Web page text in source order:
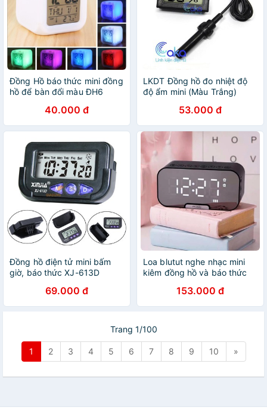
Đồng Hồ báo thức mini đồng
hồ để bàn đổi màu ĐH6
40.000 đ
LKDT Đồng hồ đo nhiệt độ
độ ẩm mini (Màu Trắng)
53.000 đ
Đồng hồ điện tử mini bấm
giờ, báo thức XJ-613D
69.000 đ
Loa blutut nghe nhạc mini
kiêm đồng hồ và báo thức
153.000 đ
Trang 1/100
1 2 3 4 5 6 7 8 9 10 »